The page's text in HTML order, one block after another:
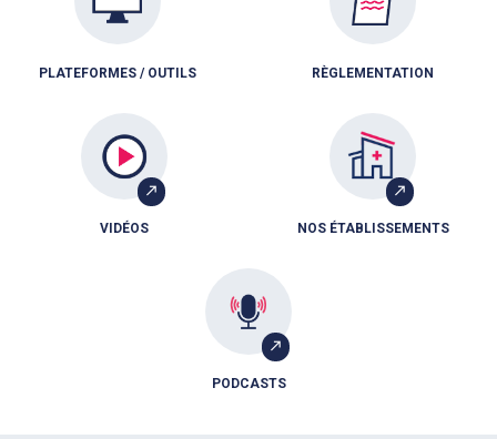
PLATEFORMES / OUTILS RÈGLEMENTATION
VIDÉOS NOS ÉTABLISSEMENTS
PODCASTS